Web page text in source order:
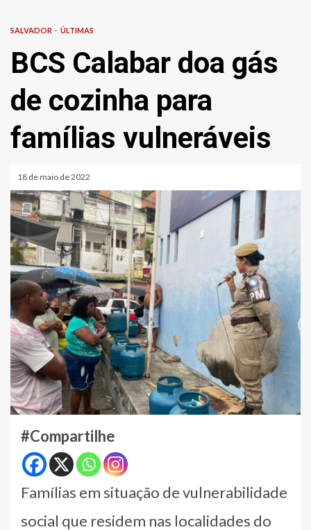
SALVADOR ÚLTIMAS
BCS Calabar doa gás
de cozinha para
famílias vulneráveis
18 de maio de 2022
#Compartilhe
Famílias em situação de vulnerabilidade
social que residem nas localidades do